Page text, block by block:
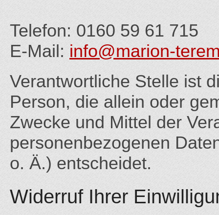
Telefon: 0160 59 61 715
E-Mail: info@marion-
Verantwortliche Stelle ist
Person, die allein oder
Zwecke und Mittel der
personenbezogenen
o. Ä.) entscheidet.
Widerruf Ihrer